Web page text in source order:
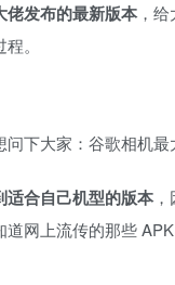
佬发布的最新版本，给
。
下大家：谷歌相机最
适合自己机型的版本，
道网上流传的那些